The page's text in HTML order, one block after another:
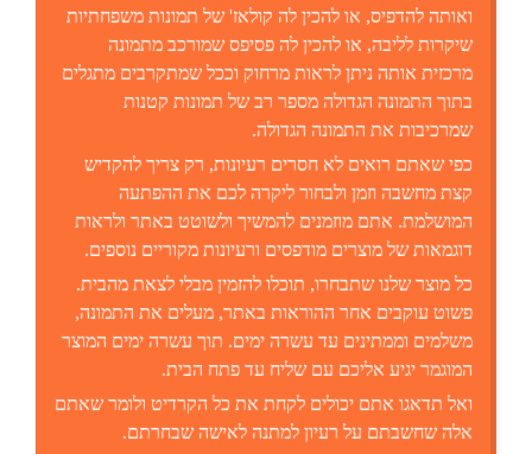
ואותה להדפיס, או להכין לה קולאז' של תמונות משפחתיות
שיקרות לליבה, או להכין לה פסיפס שמורכב מתמונה
מרכזית אותה ניתן לראות מרחוק וככל שמתקרבים מתגלים
בתוך התמונה הגדולה מספר רב של תמונות קטנות
שמרכיבות את התמונה הגדולה.
כפי שאתם רואים לא חסרים רעיונות, רק צריך להקדיש
קצת מחשבה וזמן ולבחור ליקרה לכם את ההפתעה
המושלמת. אתם מוזמנים להמשיך ולשוטט באתר ולראות
דוגמאות של מוצרים מודפסים ורעיונות מקוריים נוספים.
כל מוצר שלנו שתבחרו, תוכלו להזמין מבלי לצאת מהבית.
פשוט עוקבים אחר ההוראות באתר, מעלים את התמונה,
משלמים וממתינים עד עשרה ימים. תוך עשרה ימים המוצר
המוגמר יגיע אליכם עם שליח עד פתח הבית.
ואל תדאגו אתם יכולים לקחת את כל הקרדיט ולומר שאתם
אלה שחשבתם על רעיון למתנה לאישה שבחרתם.